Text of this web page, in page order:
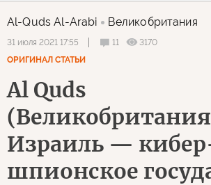
Al-Quds Al-Arabi Великобритания
31 июля 2021 17:55 11
3170
ОРИГИНАЛ СТАТЬИ
Al Quds
Израиль —
шпионское